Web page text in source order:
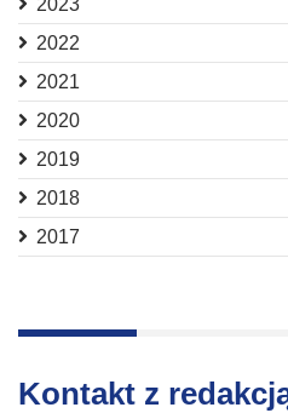
2022
2021
2020
2019
2018
2017
Kontakt z